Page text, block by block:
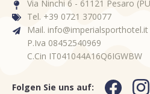
Via Ninchi 6 - 61121 Pesaro
Tel. +39 0721 370077
Mail. info@imperialsporthotel.it
P.Iva 08452540969
C.Cin IT041044A16Q6IGWBW
Folgen Sie uns auf: